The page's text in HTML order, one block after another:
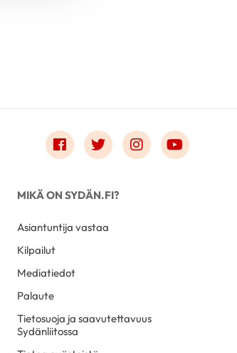
Link to facebook
Link to twitter
Link to Link to
MIKÄ ON SYDÄN.FI?
Asiantuntija vastaa
Kilpailut
Mediatiedot
Palaute
Tietosuoja ja saavutettavuus
Sydänliitossa